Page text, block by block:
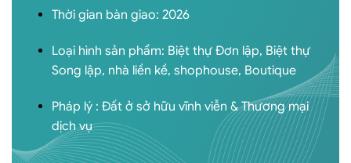
Thời gian bàn giao: 2026
Loại hình sản phẩm: Biệt thự Đơn lập, Biệt thự
Song lập, nhà liền kề, shophouse, Boutique
Pháp lý : Đất ở sở hữu vĩnh viễn & Thương mại
dịch vụ